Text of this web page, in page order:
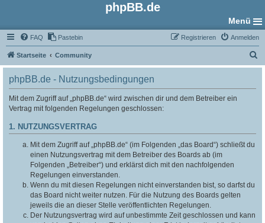
phpBB.de
Menü
FAQ Pastebin Anmelden
Registrieren
Startseite Community
u
phpBB.de - Nutzungsbedingungen
Mit dem Zugriff auf „phpBB.de“ wird zwischen dir und dem Betreiber ein
Vertrag mit folgenden Regelungen geschlossen:
1. NUTZUNGSVERTRAG
Mit dem Zugriff auf „phpBB.de“ (im Folgenden „das Board“) schließt du
einen Nutzungsvertrag mit dem Betreiber des Boards ab (im
Folgenden „Betreiber“) und erklärst dich mit den nachfolgenden
Regelungen einverstanden.
Wenn du mit diesen Regelungen nicht einverstanden bist, so darfst du
das Board nicht weiter nutzen. Für die Nutzung des Boards gelten
jeweils die an dieser Stelle veröffentlichten Regelungen.
Der Nutzungsvertrag wird auf unbestimmte Zeit geschlossen und kann